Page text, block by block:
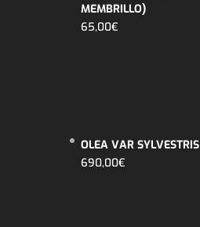
MEMBRILLO)
65,00€
OLEA VAR SYLVESTRIS
690,00€